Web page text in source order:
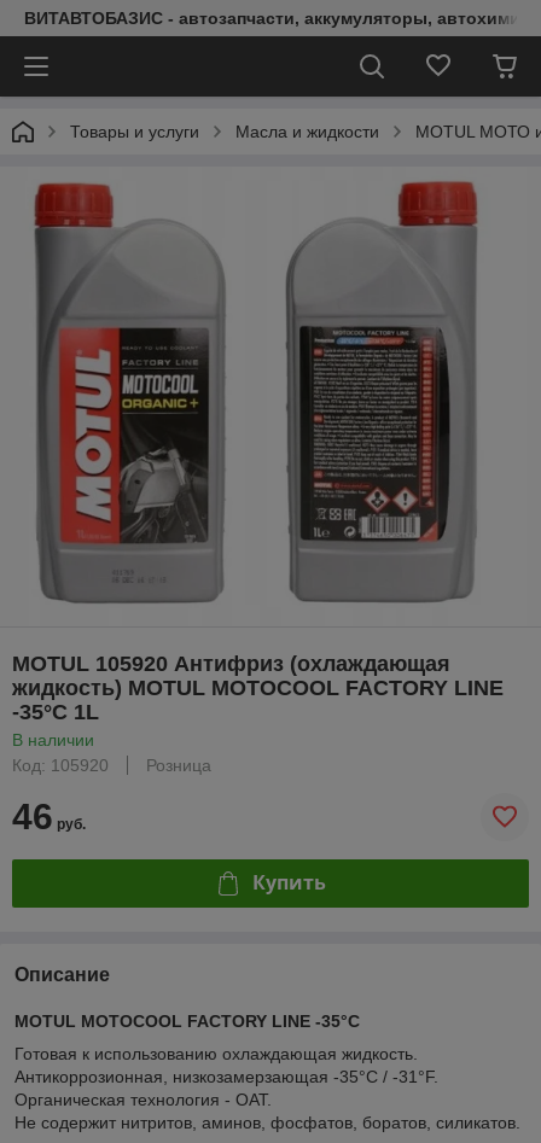
ВИТАВТОБАЗИС - автозапчасти, аккумуляторы, автохимия,
Товары и услуги Масла и жидкости MOTUL МОТО
MOTUL 105920 Антифриз (охлаждающая
жидкость) MOTUL MOTOCOOL FACTORY LINE
-35°C 1L
В наличии
Код: 105920
Розница
46 руб.
Купить
Описание
MOTUL MOTOCOOL FACTORY LINE -35°C
Готовая к использованию охлаждающая жидкость.
Антикоррозионная, низкозамерзающая -35°C / -31°F.
Органическая технология - OAT.
Не содержит нитритов, аминов, фосфатов, боратов, силикатов.